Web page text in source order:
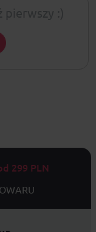
299 PLN